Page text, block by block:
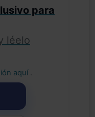
para
léelo
aquí .